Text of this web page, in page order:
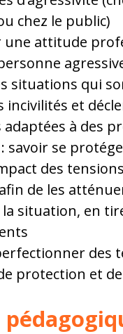
chez le public)
une attitude
situations qui
incivilités et
à des
savoir se
des tensions
de les
situation, en
des
protection et